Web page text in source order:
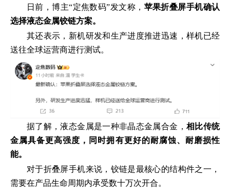
日前，博主“定焦数码”发文称， 苹果折叠屏手机确认
选择液态金属铰链方案。
其还表示，新机研发和生产进度推进迅速，样机已经
送往全球运营商进行测试。
据了解，液态金属是一种非晶态金属合金， 相比传统
金属具备更高强度，同时拥有更好的耐腐蚀、耐磨损性
能。
对于折叠屏手机来说，铰链是最核心的结构件之一，
需要在产品生命周期内承受数十万次开合。